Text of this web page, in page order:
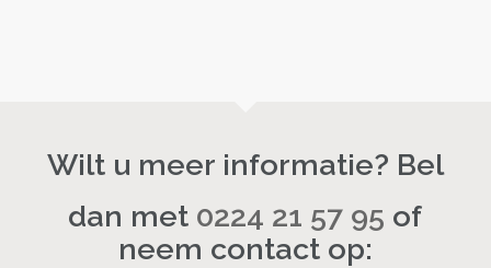
Wilt u meer informatie? Bel
dan met 0224 21 57 95 of
neem contact op: